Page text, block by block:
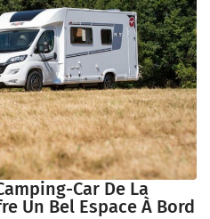
Car De La
Un Bel Espace À Bord